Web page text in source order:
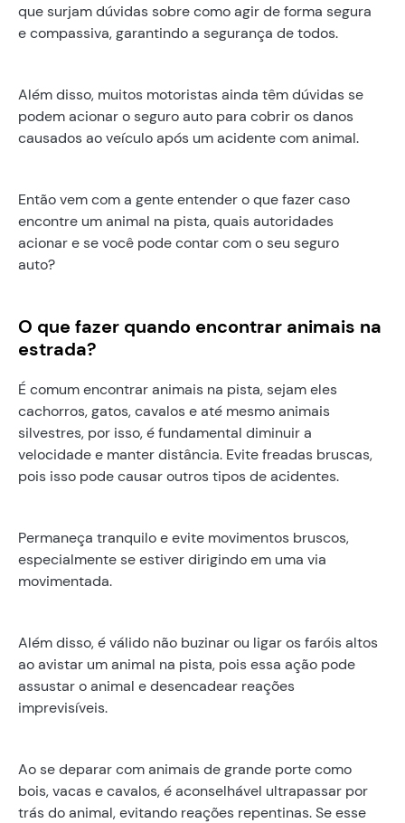
que surjam dúvidas sobre como agir de forma segura
e compassiva, garantindo a segurança de todos.
Além disso, muitos motoristas ainda têm dúvidas se
podem acionar o seguro auto para cobrir os danos
causados ao veículo após um acidente com animal.
Então vem com a gente entender o que fazer caso
encontre um animal na pista, quais autoridades
acionar e se você pode contar com o seu seguro
auto?
O que fazer quando encontrar animais na
estrada?
É comum encontrar animais na pista, sejam eles
cachorros, gatos, cavalos e até mesmo animais
silvestres, por isso, é fundamental diminuir a
velocidade e manter distância. Evite freadas bruscas,
pois isso pode causar outros tipos de acidentes.
Permaneça tranquilo e evite movimentos bruscos,
especialmente se estiver dirigindo em uma via
movimentada.
Além disso, é válido não buzinar ou ligar os faróis altos
ao avistar um animal na pista, pois essa ação pode
assustar o animal e desencadear reações
imprevisíveis.
Ao se deparar com animais de grande porte como
bois, vacas e cavalos, é aconselhável ultrapassar por
trás do animal, evitando reações repentinas. Se esse